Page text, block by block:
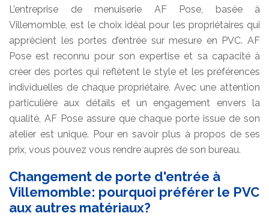
L’entreprise de menuiserie AF Pose, basée à
Villemomble, est le choix idéal pour les propriétaires qui
apprécient les portes d’entrée sur mesure en PVC. AF
Pose est reconnu pour son expertise et sa capacité à
créer des portes qui reflètent le style et les préférences
individuelles de chaque propriétaire. Avec une attention
particulière aux détails et un engagement envers la
qualité, AF Pose assure que chaque porte issue de son
atelier est unique. Pour en savoir plus à propos de ses
prix, vous pouvez vous rendre auprès de son bureau.
Changement de porte d'entrée à
Villemomble: pourquoi préférer le PVC
aux autres matériaux?